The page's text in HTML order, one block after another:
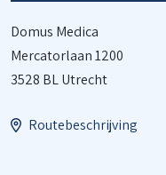
Domus Medica
Mercatorlaan 1200
3528 BL Utrecht
Routebeschrijving